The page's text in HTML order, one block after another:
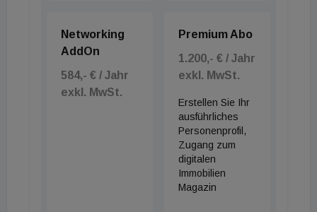
Networking
AddOn
584,- € / Jahr
exkl. MwSt.
Premium Abo
1.200,- € / Jahr
exkl. MwSt.
Erstellen Sie Ihr
ausführliches
Personenprofil,
Zugang zum
digitalen
Immobilien
Magazin